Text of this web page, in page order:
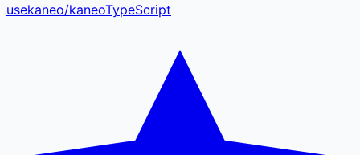
usekaneo/kaneoTypeScript